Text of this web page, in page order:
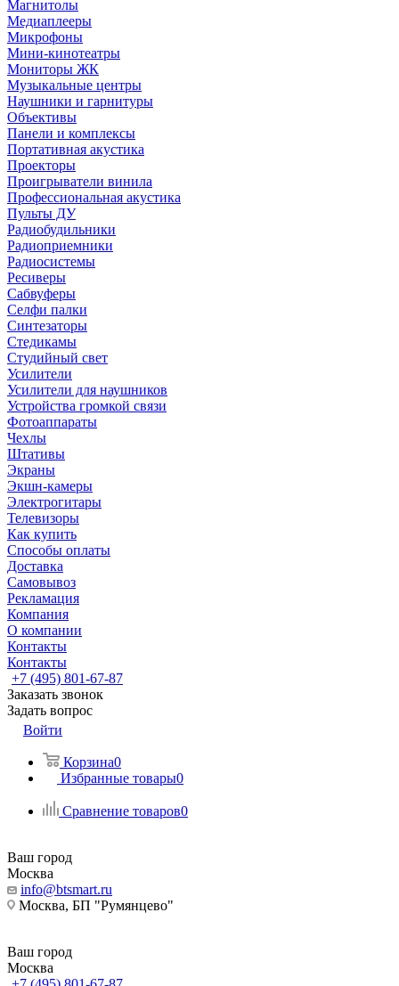
Магнитолы
Медиаплееры
Микрофоны
Мини-кинотеатры
Мониторы ЖК
Музыкальные центры
Наушники и гарнитуры
Объективы
Панели и комплексы
Портативная акустика
Проекторы
Проигрыватели винила
Профессиональная акустика
Пульты ДУ
Радиобудильники
Радиоприемники
Радиосистемы
Ресиверы
Сабвуферы
Селфи палки
Синтезаторы
Стедикамы
Студийный свет
Усилители
Усилители для наушников
Устройства громкой связи
Фотоаппараты
Чехлы
Штативы
Экраны
Экшн-камеры
Электрогитары
Телевизоры
Как купить
Способы оплаты
Доставка
Самовывоз
Рекламация
Компания
О компании
Контакты
Контакты
+7 (495) 801-67-87
Заказать звонок
Задать вопрос
Войти
Корзина0
Избранные товары0
Сравнение товаров0
Ваш город
Москва
info@btsmart.ru
Москва, БП "Румянцево"
Ваш город
Москва